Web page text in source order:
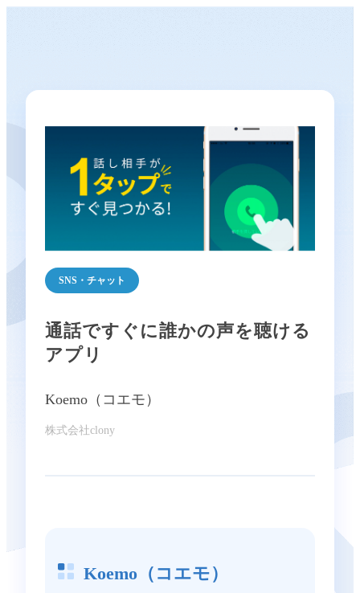
SNS・チャット
通話ですぐに誰かの声を聴ける
アプリ
Koemo（コエモ）
株式会社clony
Koemo（コエモ）